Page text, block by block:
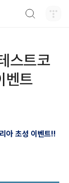
스트코
벤트
아 초성 이벤트!!​​